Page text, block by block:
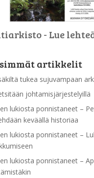
- Lue
artikkelit
tukea sujuvampaan
johtamisjärjestelyillä
lukiosta ponnistaneet –
keväällä historiaa
lukiosta ponnistaneet –
lukiosta ponnistaneet –